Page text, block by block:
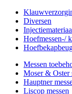
Diversen
Hoefmessen-/
Messen
Moser & Oster
Hauptner
Liscop messen